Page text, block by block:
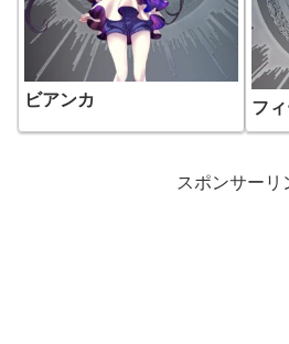
ビアンカ フ
スポンサーリ